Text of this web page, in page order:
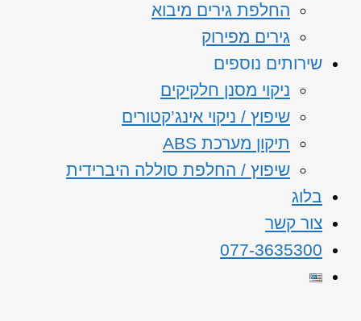
החלפת גירים מיבוא
גירים מפירוק
שירותים נוספים
ניקוי מסנן חלקיקים
שיפוץ / ניקוי אינג’קטורים
תיקון מערכת ABS
שיפוץ / החלפת סוללה היברידית
בלוג
צור קשר
077-3635300